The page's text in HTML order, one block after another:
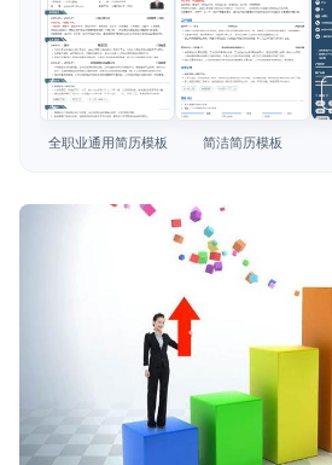
AI 职场工具 New
简历模板
简历教程
查看模板
全职业通用简历模板
查看模板
简洁简历模板